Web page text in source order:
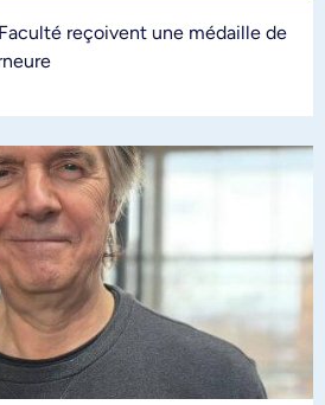
reçoivent une médaille de